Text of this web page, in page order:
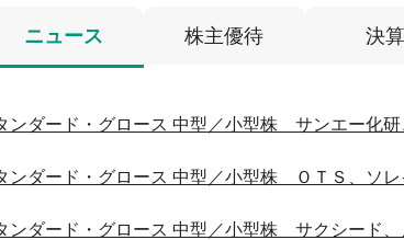
ニュース 株主優待 決算
ンダード・グロース 中型／小型株 サンエー化研
ンダード・グロース 中型／小型株 ＯＴＳ、ソレ
ンダード・グロース 中型／小型株 サクシード、